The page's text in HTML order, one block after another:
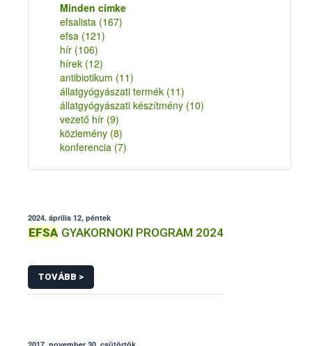
Minden címke
efsalista (167)
efsa (121)
hír (106)
hírek (12)
antibiotikum (11)
állatgyógyászati termék (11)
állatgyógyászati készítmény (10)
vezető hír (9)
közlemény (8)
konferencia (7)
2024. április 12, péntek
EFSA GYAKORNOKI PROGRAM 2024
TOVÁBB >